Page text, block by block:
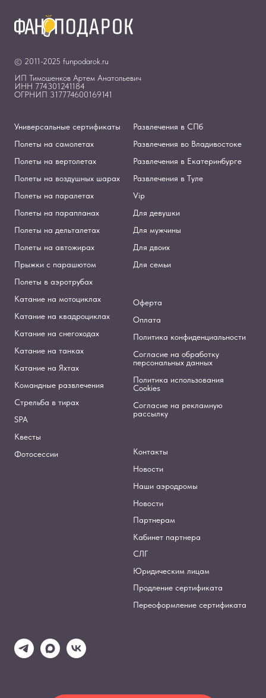
© 2011-2025 funpodarok.ru
ИП Тимошенков Артем Анатольевич
ИНН 774301241184
ОГРНИП 317774600169141
Универсальные сертификаты
Полеты на самолетах
Полеты на вертолетах
Полеты на воздушных шарах
Полеты на паралетах
Полеты на парапланах
Полеты на дельталетах
Полеты на автожирах
Прыжки с парашютом
Полеты в аэротрубах
Катание на мотоциклах
Катание на квадроциклах
Катание на снегоходах
Катание на танках
Катание на Яхтах
Командные развлечения
Стрельба в тирах
SPA
Квесты
Фотосессии
Развлечения в СПб
Развлечения во Владивостоке
Развлечения в Екатеринбурге
Развлечения в Туле
Vip
Для девушки
Для мужчины
Для двоих
Для семьи
Оферта
Оплата
Политика конфиденциальности
Согласие на обработку
персональных данных
Политика использования
Cookies
Согласие на рекламную
рассылку
Контакты
Новости
Наши аэродромы
Новости
Партнерам
Кабинет партнера
СЛГ
Юридическим лицам
Продление сертификата
Переоформление сертификата